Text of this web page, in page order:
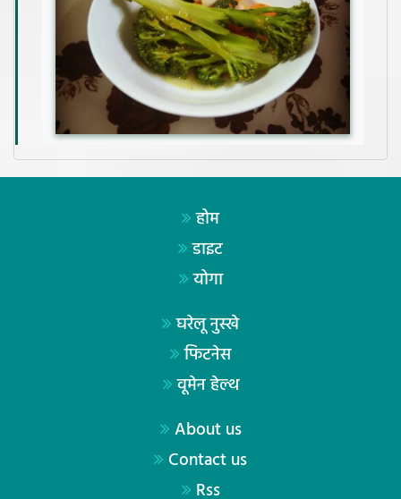
होम
डाइट
योगा
घरेलू नुस्खे
फिटनेस
वूमेन हेल्थ
About us
Contact us
Rss